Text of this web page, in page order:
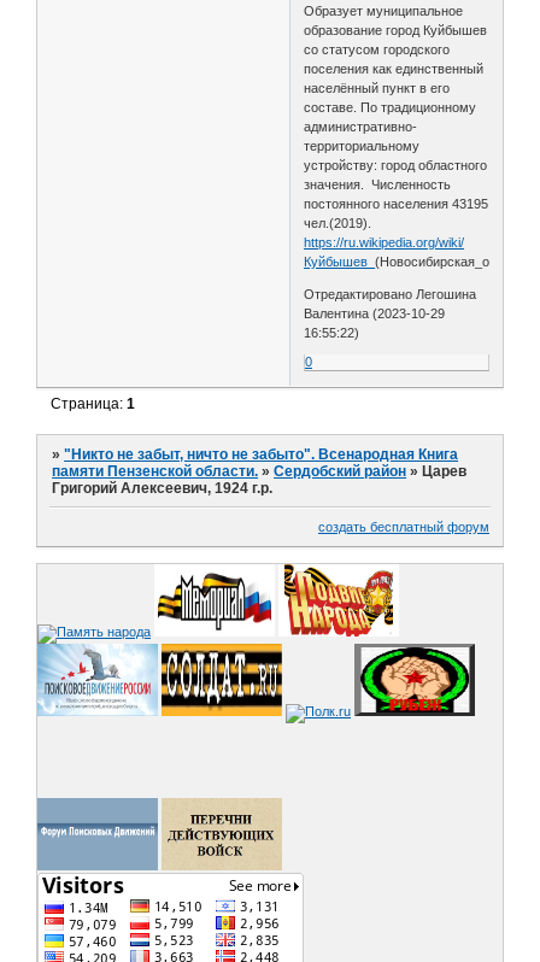
Образует муниципальное
образование город Куйбышев
со статусом городского
поселения как единственный
населённый пункт в его
составе. По традиционному
административно-
территориальному
устройству: город областного
значения. Численность
постоянного населения 43195
чел.(2019).
https://ru.wikipedia.org/wiki/
Куйбышев_(Новосибирская_область)
Отредактировано Легошина
Валентина (2023-10-29
16:55:22)
0
Страница:1
»"Никто не забыт, ничто не забыто". Всенародная Книга
памяти Пензенской области. »Сердобский район » Царев
Григорий Алексеевич, 1924 г.р.
создать бесплатный форум